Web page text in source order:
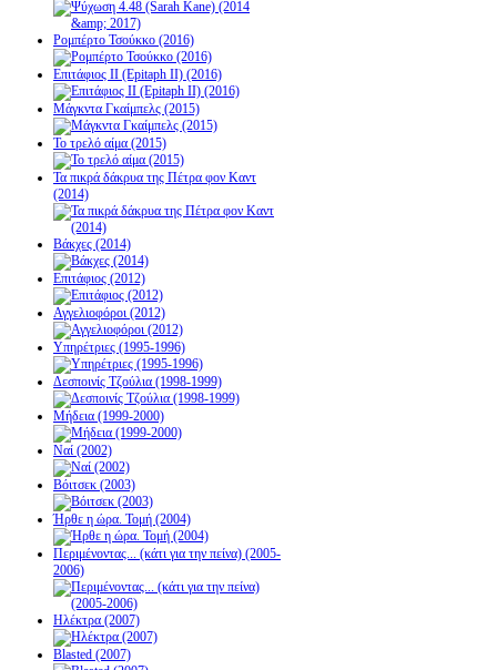
Ρομπέρτο Τσούκκο (2016)
Επιτάφιος ΙΙ (Epitaph II) (2016)
Μάγκντα Γκαίμπελς (2015)
Το τρελό αίμα (2015)
Τα πικρά δάκρυα της Πέτρα φον Καντ
(2014)
Βάκχες (2014)
Επιτάφιος (2012)
Αγγελιοφόροι (2012)
Υπηρέτριες (1995-1996)
Δεσποινίς Τζούλια (1998-1999)
Μήδεια (1999-2000)
Ναί (2002)
Βόιτσεκ (2003)
Ήρθε η ώρα. Τομή (2004)
Περιμένοντας... (κάτι για την πείνα) (2005-
2006)
Ηλέκτρα (2007)
Blasted (2007)